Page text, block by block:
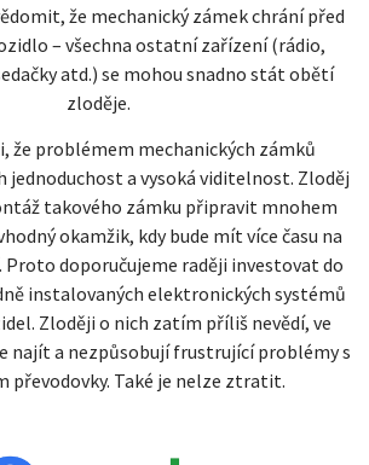
že mechanický zámek chrání před
– všechna ostatní zařízení (rádio,
atd.) se mohou snadno stát obětí
zloděje.
že problémem mechanických zámků
jednoduchost a vysoká viditelnost. Zloděj
takového zámku připravit mnohem
okamžik, kdy bude mít více času na
Proto doporučujeme raději investovat do
instalovaných elektronických systémů
Zloději o nich zatím příliš nevědí, ve
najít a nezpůsobují frustrující problémy s
převodovky. Také je nelze ztratit.